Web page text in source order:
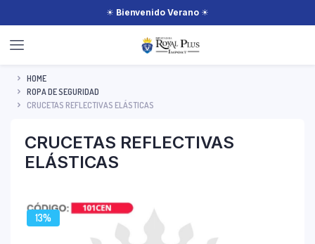
☀ Bienvenido Verano ☀
HOME
ROPA DE SEGURIDAD
CRUCETAS REFLECTIVAS ELÁSTICAS
CRUCETAS REFLECTIVAS
ELÁSTICAS
13%